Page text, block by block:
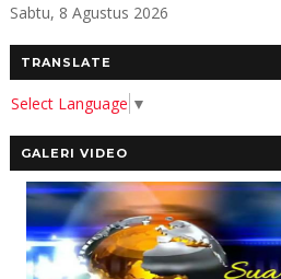
Sabtu, 8 Agustus 2026
TRANSLATE
Select Language ▼
GALERI VIDEO